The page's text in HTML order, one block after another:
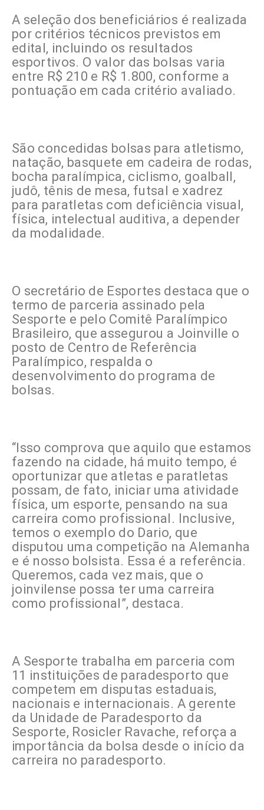
A seleção dos beneficiários é realizada
por critérios técnicos previstos em
edital, incluindo os resultados
esportivos. O valor das bolsas varia
entre R$ 210 e R$ 1.800, conforme a
pontuação em cada critério avaliado.
São concedidas bolsas para atletismo,
natação, basquete em cadeira de rodas,
bocha paralímpica, ciclismo, goalball,
judô, tênis de mesa, futsal e xadrez
para paratletas com deficiência visual,
física, intelectual auditiva, a depender
da modalidade.
O secretário de Esportes destaca que o
termo de parceria assinado pela
Sesporte e pelo Comitê Paralímpico
Brasileiro, que assegurou a Joinville o
posto de Centro de Referência
Paralímpico, respalda o
desenvolvimento do programa de
bolsas.
“Isso comprova que aquilo que estamos
fazendo na cidade, há muito tempo, é
oportunizar que atletas e paratletas
possam, de fato, iniciar uma atividade
física, um esporte, pensando na sua
carreira como profissional. Inclusive,
temos o exemplo do Dario, que
disputou uma competição na Alemanha
e é nosso bolsista. Essa é a referência.
Queremos, cada vez mais, que o
joinvilense possa ter uma carreira
como profissional”, destaca.
A Sesporte trabalha em parceria com
11 instituições de paradesporto que
competem em disputas estaduais,
nacionais e internacionais. A gerente
da Unidade de Paradesporto da
Sesporte, Rosicler Ravache, reforça a
importância da bolsa desde o início da
carreira no paradesporto.